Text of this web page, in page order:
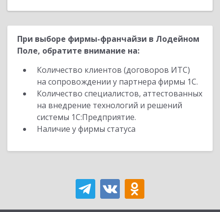
При выборе фирмы-франчайзи в Лодейном
Поле, обратите внимание на:
Количество клиентов (договоров ИТС)
на сопровождении у партнера фирмы 1С.
Количество специалистов, аттестованных
на внедрение технологий и решений
системы 1С:Предприятие.
Наличие у фирмы статуса